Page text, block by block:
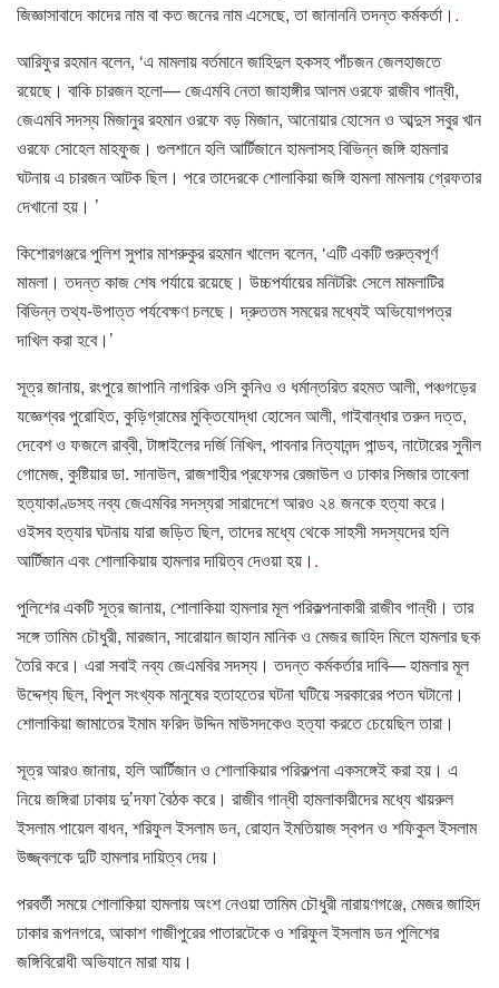
জিজ্ঞাসাবাদে কাদের নাম বা কত জনের নাম এসেছে, তা জানাননি তদন্ত কর্মকর্তা। .
আরিফুর রহমান বলেন, ‘এ মামলায় বর্তমানে জাহিদুল হকসহ পাঁচজন জেলহাজতে
রয়েছে। বাকি চারজন হলো— জেএমবি নেতা জাহাঙ্গীর আলম ওরফে রাজীব গান্ধী,
জেএমবি সদস্য মিজানুর রহমান ওরফে বড় মিজান, আনোয়ার হোসেন ও আব্দুস সবুর খান
ওরফে সোহেল মাহফুজ। গুলশানে হলি আর্টিজানে হামলাসহ বিভিন্ন জঙ্গি হামলার
ঘটনায় এ চারজন আটক ছিল। পরে তাদেরকে শোলাকিয়া জঙ্গি হামলা মামলায় গ্রেফতার
দেখানো হয়। ’
কিশোরগঞ্জরে পুলিশ সুপার মাশরুকুর রহমান খালেদ বলেন, ‘এটি একটি গুরুত্বপূর্ণ
মামলা। তদন্ত কাজ শেষ পর্যায়ে রয়েছে। উচ্চপর্যায়ের মনিটরিং সেলে মামলাটির
বিভিন্ন তথ্য-উপাত্ত পর্যবেক্ষণ চলছে। দ্রুততম সময়ের মধ্যেই অভিযোগপত্র
দাখিল করা হবে।’
সূত্র জানায়, রংপুরে জাপানি নাগরিক ওসি কুনিও ও ধর্মান্তরিত রহমত আলী, পঞ্চগড়ের
যজ্ঞেশ্বর পুরোহিত, কুড়িগ্রামের মুক্তিযোদ্ধা হোসেন আলী, গাইবান্ধার তরুন দত্ত,
দেবেশ ও ফজলে রাব্বী, টাঙ্গাইলের দর্জি নিখিল, পাবনার নিত্যানন্দ পান্ডব, নাটোরের সুনীল
গোমেজ, কুষ্টিয়ার ডা. সানাউল, রাজশাহীর প্রফেসর রেজাউল ও ঢাকার সিজার তাবেলা
হত্যাকাণ্ডসহ নব্য জেএমবির সদস্যরা সারাদেশে আরও ২৪ জনকে হত্যা করে।
ওইসব হত্যার ঘটনায় যারা জড়িত ছিল, তাদের মধ্যে থেকে সাহসী সদস্যদের হলি
আর্টিজান এবং শোলাকিয়ায় হামলার দায়িত্ব দেওয়া হয়। .
পুলিশের একটি সূত্র জানায়, শোলাকিয়া হামলার মূল পরিকল্পনাকারী রাজীব গান্ধী। তার
সঙ্গে তামিম চৌধুরী, মারজান, সারোয়ান জাহান মানিক ও মেজর জাহিদ মিলে হামলার ছক
তৈরি করে। এরা সবাই নব্য জেএমবির সদস্য। তদন্ত কর্মকর্তার দাবি— হামলার মূল
উদ্দেশ্য ছিল, বিপুল সংখ্যক মানুষের হতাহতের ঘটনা ঘটিয়ে সরকারের পতন ঘটানো।
শোলাকিয়া জামাতের ইমাম ফরিদ উদ্দিন মাউসদকেও হত্যা করতে চেয়েছিল তারা।
সূত্র আরও জানায়, হলি আর্টিজান ও শোলাকিয়ার পরিকল্পনা একসঙ্গেই করা হয়। এ
নিয়ে জঙ্গিরা ঢাকায় দু’দফা বৈঠক করে। রাজীব গান্ধী হামলাকারীদের মধ্যে খায়রুল
ইসলাম পায়েল বাধন, শরিফুল ইসলাম ডন, রোহান ইমতিয়াজ স্বপন ও শফিকুল ইসলাম
উজ্জ্বলকে দুটি হামলার দায়িত্ব দেয়।
পরবর্তী সময়ে শোলাকিয়া হামলায় অংশ নেওয়া তামিম চৌধুরী নারায়ণগঞ্জে, মেজর জাহিদ
ঢাকার রূপনগরে, আকাশ গাজীপুরের পাতারটেকে ও শরিফুল ইসলাম ডন পুলিশের
জঙ্গিবিরোধী অভিযানে মারা যায়।